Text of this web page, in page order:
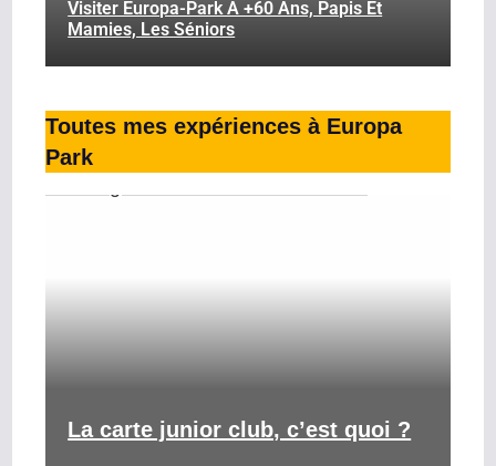
Visiter Europa-Park À +60 Ans, Papis Et
Mamies, Les Séniors
Toutes mes expériences à Europa
Park
La carte junior club, c’est quoi ?